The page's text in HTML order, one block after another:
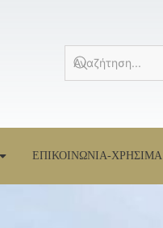
ΕΠΙΚΟΙΝΩΝΙΑ-ΧΡΗΣΙΜΑ